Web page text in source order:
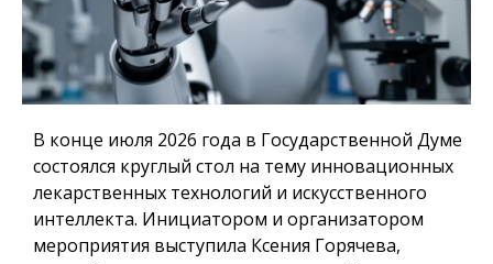
В конце июля 2026 года в Государственной Думе
состоялся круглый стол на тему инновационных
лекарственных технологий и искусственного
интеллекта. Инициатором и организатором
мероприятия выступила Ксения Горячева,